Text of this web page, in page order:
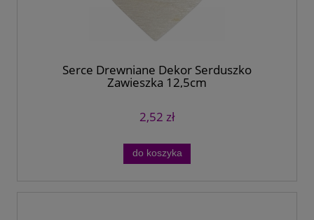
Serce Drewniane Dekor Serduszko
Zawieszka 12,5cm
2,52 zł
do koszyka